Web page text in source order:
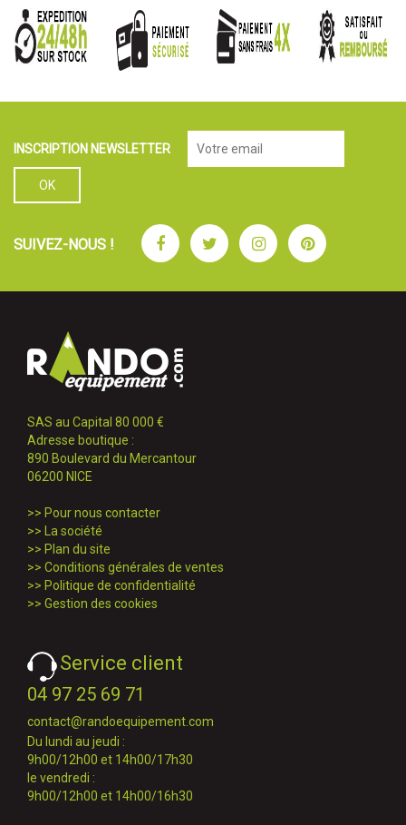
INSCRIPTION NEWSLETTER
SUIVEZ-NOUS ! FacebookTwitterInstagramPinterest
SAS au Capital 80 000 €
Adresse boutique :
890 Boulevard du Mercantour
06200 NICE
>> Pour nous contacter
>>
La société
>> Plan du site
>> Conditions générales de ventes
>> Politique de confidentialité
>> Gestion des cookies
Service client
04 97 25 69 71
contact@randoequipement.com
Du lundi au jeudi :
9h00/12h00 et 14h00/17h30
le vendredi :
9h00/12h00 et 14h00/16h30